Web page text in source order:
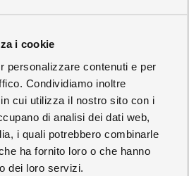
i cookie
personalizzare contenuti e per
Condividiamo inoltre
cui utilizza il nostro sito con i
di analisi dei dati web,
i quali potrebbero combinarle
ha fornito loro o che hanno
dei loro servizi.